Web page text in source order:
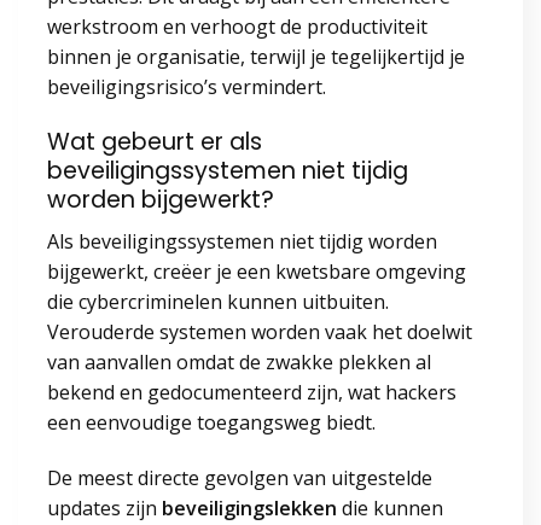
werkstroom en verhoogt de productiviteit
binnen je organisatie, terwijl je tegelijkertijd je
beveiligingsrisico’s vermindert.
Wat gebeurt er als
beveiligingssystemen niet tijdig
worden bijgewerkt?
Als beveiligingssystemen niet tijdig worden
bijgewerkt, creëer je een kwetsbare omgeving
die cybercriminelen kunnen uitbuiten.
Verouderde systemen worden vaak het doelwit
van aanvallen omdat de zwakke plekken al
bekend en gedocumenteerd zijn, wat hackers
een eenvoudige toegangsweg biedt.
De meest directe gevolgen van uitgestelde
updates zijn beveiligingslekken die kunnen